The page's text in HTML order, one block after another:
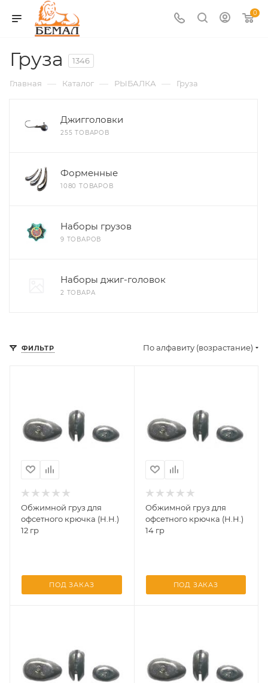
0
Груза 1346
Главная — Каталог — РЫБАЛКА — Груза
Джигголовки
255 ТОВАРОВ
Форменные
1080 ТОВАРОВ
Наборы грузов
9 ТОВАРОВ
Наборы джиг-головок
2 ТОВАРА
ФИЛЬТР По алфавиту (возрастание)
Обжимной груз для
офсетного крючка (Н.Н.)
12 гр
ПОД ЗАКАЗ
Обжимной груз для
офсетного крючка (Н.Н.)
14 гр
ПОД ЗАКАЗ